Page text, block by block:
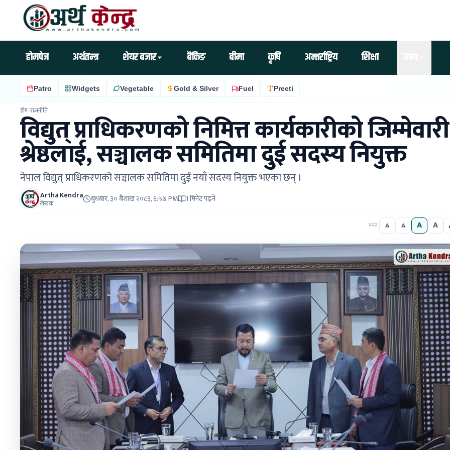
होमपेज अर्थतन्त्र शेयर बजार बैंकिङ बीमा कृषि अन्तर्राष्ट्रिय शिक्षा
Patro Widgets Vegetable Gold & Silver Fuel Preeti
होम/राजनीति
विद्युत् प्राधिकरणको निमित्त कार्यकारीको जिम्मेवारी
श्रेष्ठलाई, सञ्चालक समितिमा दुई सदस्य नियुक्त
नेपाल विद्युत् प्राधिकरणको सञ्चालक समितिमा दुई नयाँ सदस्य नियुक्त भएका छन् ।
Artha Kendra
लेखक बुधबार, ३० बैशाख २०८३, ६:५७ PM 1 मिनेट पढ्ने
फन्ट A A A A